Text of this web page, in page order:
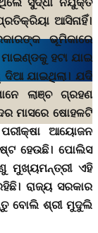
ଆସିନାହିଁ।
ଭୂମିକାରେ
ମାଇଣ୍ଡକୁ ହଟା ଯାଇ
ଦିଆ ଯାଇଥିଲା। ଯଦି
ଲାଞ୍ଚ ଗ୍ରହଣ
ମାସରେ ଷୋହଳଟି
ଆୟୋଜନ
ହେଉଛି। ପୋଲିସ
ମୁଖ୍ୟମନ୍ତ୍ରୀ ଏହି
ରାଜ୍ୟ ସରକାର
ବୋଲି ଶ୍ରୀ ମୁଦୁଲି